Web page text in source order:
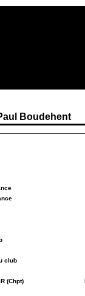
Boudehent
club
(Chpt)